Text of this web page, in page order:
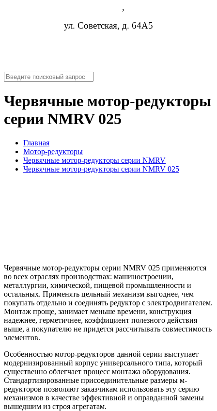
,
ул. Советская, д. 64А5
Червячные мотор-редукторы
серии NMRV 025
Главная
Мотор-редукторы
Червячные мотор-редукторы серии NMRV
Червячные мотор-редукторы серии NMRV 025
Червячные мотор-редукторы серии NMRV 025 применяются
во всех отраслях производствах: машиностроении,
металлургии, химической, пищевой промышленности и
остальных. Применять цельный механизм выгоднее, чем
покупать отдельно и соединять редуктор с электродвигателем.
Монтаж проще, занимает меньше времени, конструкция
надежнее, герметичнее, коэффициент полезного действия
выше, а покупателю не придется рассчитывать совместимость
элементов.
Особенностью мотор-редукторов данной серии выступает
модернизированный корпус универсального типа, который
существенно облегчает процесс монтажа оборудования.
Стандартизированные присоединительные размеры м-
редукторов позволяют заказчикам использовать эту серию
механизмов в качестве эффективной и оправданной замены
вышедшим из строя агрегатам.